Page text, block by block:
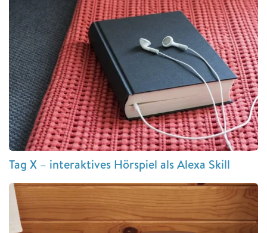
Tag X – interaktives Hörspiel als Alexa Skill